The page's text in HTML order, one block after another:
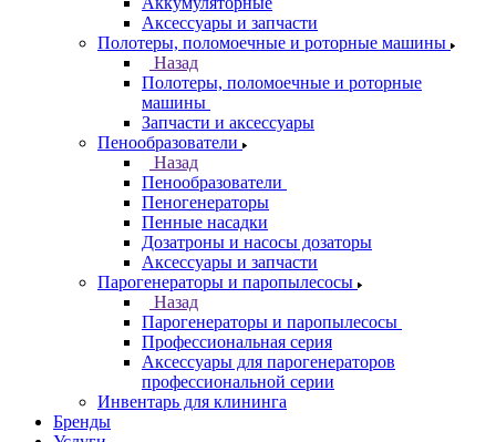
Аксессуары и запчасти
Полотеры, поломоечные и роторные машины
Назад
Полотеры, поломоечные и роторные
машины
Запчасти и аксессуары
Пенообразователи
Назад
Пенообразователи
Пеногенераторы
Пенные насадки
Дозатроны и насосы дозаторы
Аксессуары и запчасти
Парогенераторы и паропылесосы
Назад
Парогенераторы и паропылесосы
Профессиональная серия
Аксессуары для парогенераторов
профессиональной серии
Инвентарь для клининга
Бренды